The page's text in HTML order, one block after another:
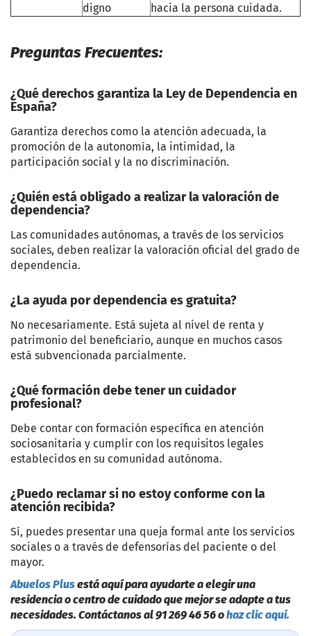
digno
hacia la persona cuidada.
Preguntas Frecuentes:
¿Qué derechos garantiza la Ley de Dependencia en
España?
Garantiza derechos como la atención adecuada, la
promoción de la autonomía, la intimidad, la
participación social y la no discriminación.
¿Quién está obligado a realizar la valoración de
dependencia?
Las comunidades autónomas, a través de los servicios
sociales, deben realizar la valoración oficial del grado de
dependencia.
¿La ayuda por dependencia es gratuita?
No necesariamente. Está sujeta al nivel de renta y
patrimonio del beneficiario, aunque en muchos casos
está subvencionada parcialmente.
¿Qué formación debe tener un cuidador
profesional?
Debe contar con formación específica en atención
sociosanitaria y cumplir con los requisitos legales
establecidos en su comunidad autónoma.
¿Puedo reclamar si no estoy conforme con la
atención recibida?
Sí, puedes presentar una queja formal ante los servicios
sociales o a través de defensorías del paciente o del
mayor.
Abuelos Plusestá aquí para ayudarte a elegir una
residencia o centro de cuidado que mejor se adapte a tus
necesidades. Contáctanos al 91 269 46 56 ohaz clic aquí.